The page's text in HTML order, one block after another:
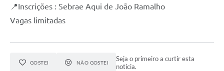
📍Inscrições : Sebrae Aqui de João Ramalho
Vagas limitadas
GOSTEI NÃO GOSTEI
Seja o primeiro a curtir esta
notícia.